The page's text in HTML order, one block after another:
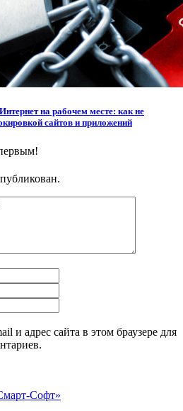
на рабочем месте: как не
сайтов и приложений
и адрес сайта в этом браузере для
Софт»